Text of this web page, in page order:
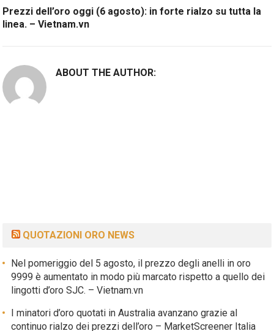
Prezzi dell’oro oggi (6 agosto): in forte rialzo su tutta la
linea. – Vietnam.vn
ABOUT THE AUTHOR:
QUOTAZIONI ORO NEWS
Nel pomeriggio del 5 agosto, il prezzo degli anelli in oro
9999 è aumentato in modo più marcato rispetto a quello dei
lingotti d’oro SJC. – Vietnam.vn
I minatori d’oro quotati in Australia avanzano grazie al
continuo rialzo dei prezzi dell’oro – MarketScreener Italia